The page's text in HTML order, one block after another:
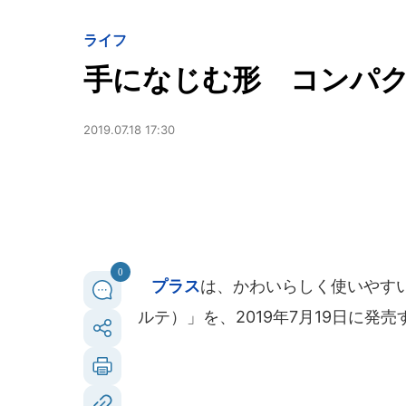
ライフ
手になじむ形 コンパ
2019.07.18 17:30
0
プラスは、かわいらしく使いやす
ルテ）」を、2019年7月19日に発売